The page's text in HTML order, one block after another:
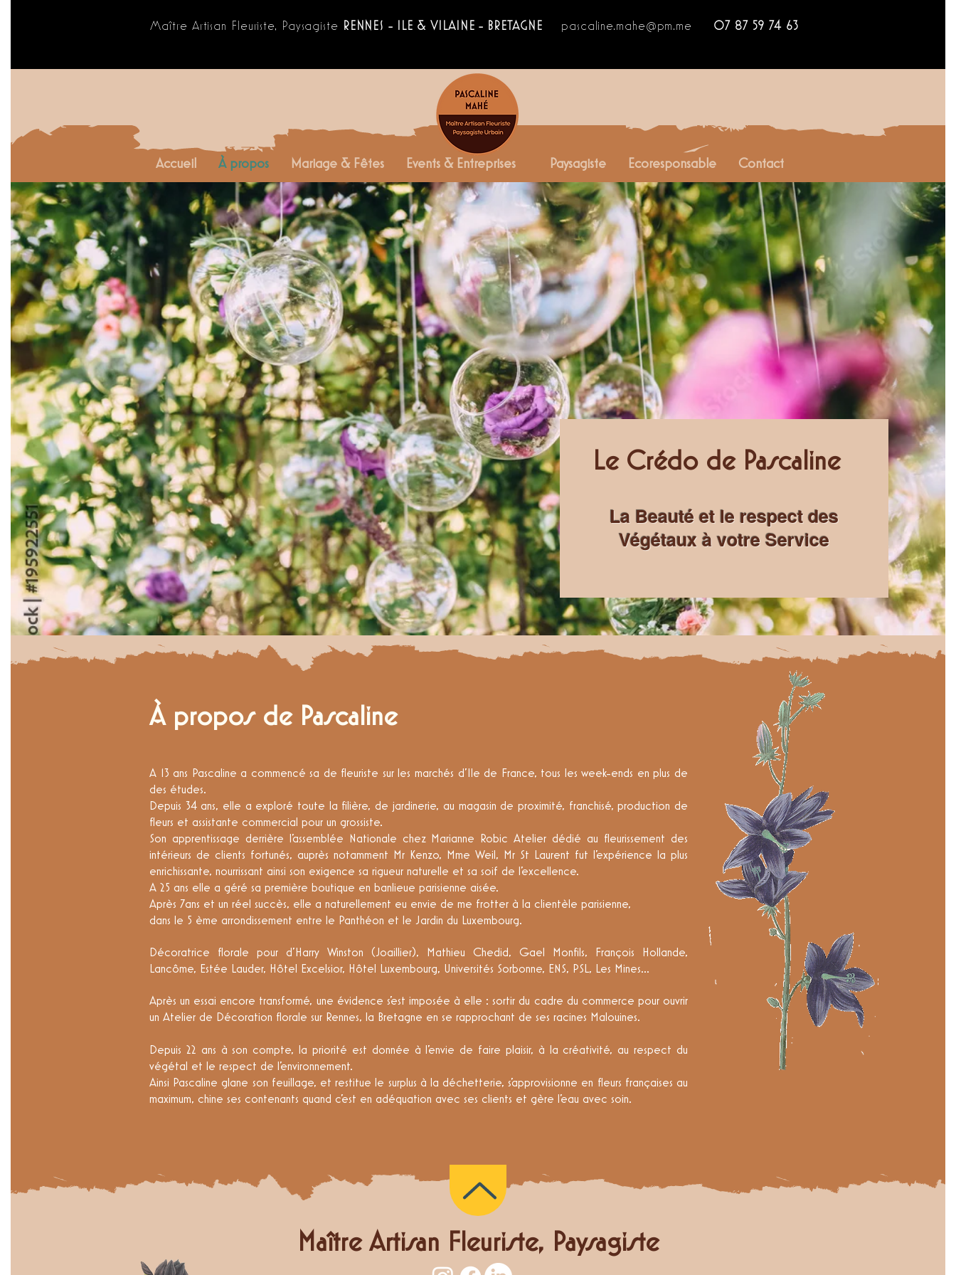
Maître Artisan Fleuriste, Paysagiste RENNES - ILE & VILAINE - BRETAGNE pascaline.mahe@pm.me 07 87 59 74 63
Accueil À propos Mariage & Fêtes Events & Entreprises Paysagiste Ecoresponsable Contact
Le Crédo de Pascaline
La Beauté et le respect des
Végétaux à votre Service
À propos de Pascaline
A 13 ans Pascaline a commencé sa de fleuriste sur les marchés d'Ile de France, tous les week-ends en plus de
des études.
Depuis 34 ans, elle a exploré toute la filière, de jardinerie, au magasin de proximité, franchisé, production de
fleurs et assistante commercial pour un grossiste.
Son apprentissage derrière l'assemblée Nationale chez Marianne Robic Atelier dédié au fleurissement des
intérieurs de clients fortunés, auprès notamment Mr Kenzo, Mme Weil, Mr St Laurent fut l'expérience la plus
enrichissante, nourrissant ainsi son exigence sa rigueur naturelle et sa soif de l'excellence.
A 25 ans elle a géré sa première boutique en banlieue parisienne aisée.
Après 7ans et un réel succès, elle a naturellement eu envie de me frotter à la clientèle parisienne,
dans le 5 ème arrondissement entre le Panthéon et le Jardin du Luxembourg.
Décoratrice florale pour d'Harry Winston (Joaillier), Mathieu Chedid, Gael Monfils, François Hollande,
Lancôme, Estée Lauder, Hôtel Excelsior, Hôtel Luxembourg, Universités Sorbonne, ENS, PSL, Les Mines...
Après un essai encore transformé, une évidence s'est imposée à elle : sortir du cadre du commerce pour ouvrir
un Atelier de Décoration florale sur Rennes, la Bretagne en se rapprochant de ses racines Malouines.
Depuis 22 ans à son compte, la priorité est donnée à l'envie de faire plaisir, à la créativité, au respect du
végétal et le respect de l'environnement.
Ainsi Pascaline glane son feuillage, et restitue le surplus à la déchetterie, s'approvisionne en fleurs françaises au
maximum, chine ses contenants quand c'est en adéquation avec ses clients et gère l'eau avec soin.
Maître Artisan Fleuriste, Paysagiste